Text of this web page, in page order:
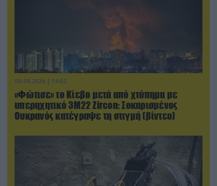
08.08.2026 | 14:02
«Φώτισε» το Κίεβο μετά από χτύπημα με
υπερηχητικό 3M22 Zircon: Σοκαρισμένος
Ουκρανός κατέγραψε τη στιγμή (βίντεο)